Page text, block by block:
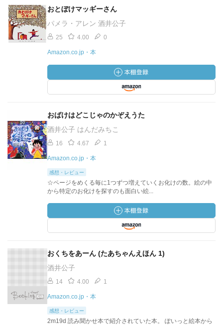
おとぼけマッギーさん
パメラ・アレン 酒井公子
25 4.00 0
Amazon.co.jp・本
おばけはどこじゃのかぞえうた
酒井公子 はんだみちこ
16 4.67 1
Amazon.co.jp・本
感想・レビュー
☆ページをめくる毎に1つずつ増えていくお化けの数。絵の中
から特定のお化けを探すのも面白い絵...
おくちをあーん (たあちゃんえほん 1)
酒井公子
14 4.00 1
Amazon.co.jp・本
感想・レビュー
2m19d 読み聞かせ本で紹介されていた本。 ぽいっと絵本から